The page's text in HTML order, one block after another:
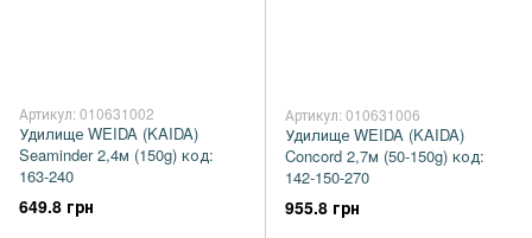
Артикул: 010631002
Удилище WEIDA (KAIDA)
Seaminder 2,4м (150g) код:
163-240
649.8 грн
Артикул: 010631006
Удилище WEIDA (KAIDA)
Concord 2,7м (50-150g) код:
142-150-270
955.8 грн